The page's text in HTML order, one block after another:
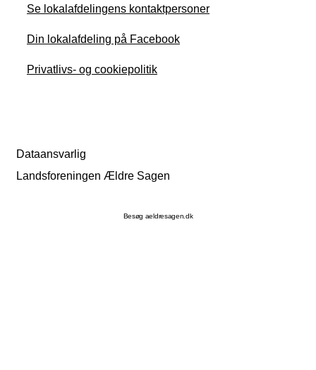
Se lokalafdelingens kontaktpersoner
Din lokalafdeling på Facebook
Privatlivs- og cookiepolitik
Dataansvarlig
Landsforeningen Ældre Sagen
Besøg aeldresagen.dk